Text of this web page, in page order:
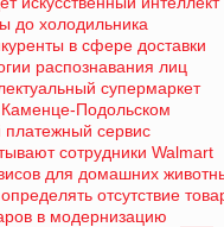
до холодильника
в сфере доставки
распознавания лиц
супермаркет
Каменце-Подольском
платежный сервис
сотрудники Walmart
для домашних
отсутствие
в модернизацию